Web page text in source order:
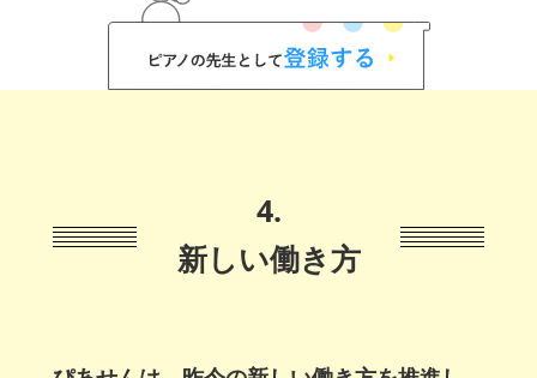
4.
新しい働き方